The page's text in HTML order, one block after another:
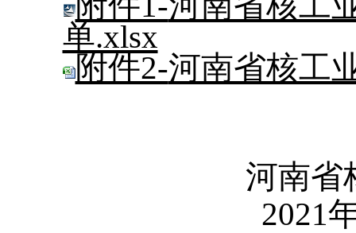
单.xlsx
附件2-河南省核工
河南省核工
2021年8